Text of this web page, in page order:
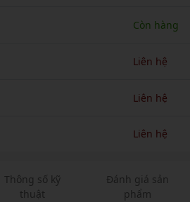
Còn hàng
Liên hệ
Liên hệ
Liên hệ
Thông số kỹ
thuật
Đánh giá sản
phẩm